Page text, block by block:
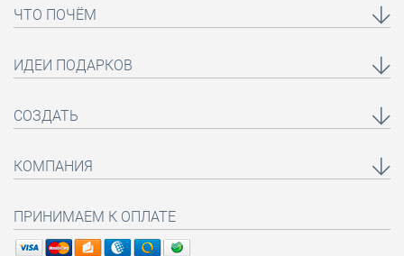
ЧТО ПОЧЁМ
ИДЕИ ПОДАРКОВ
СОЗДАТЬ
КОМПАНИЯ
ПРИНИМАЕМ К ОПЛАТЕ